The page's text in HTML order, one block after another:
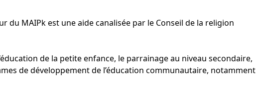
du MAIPk est une aide canalisée par le Conseil de la religion
de la petite enfance, le parrainage au niveau secondaire,
de développement de l’éducation communautaire, notamment